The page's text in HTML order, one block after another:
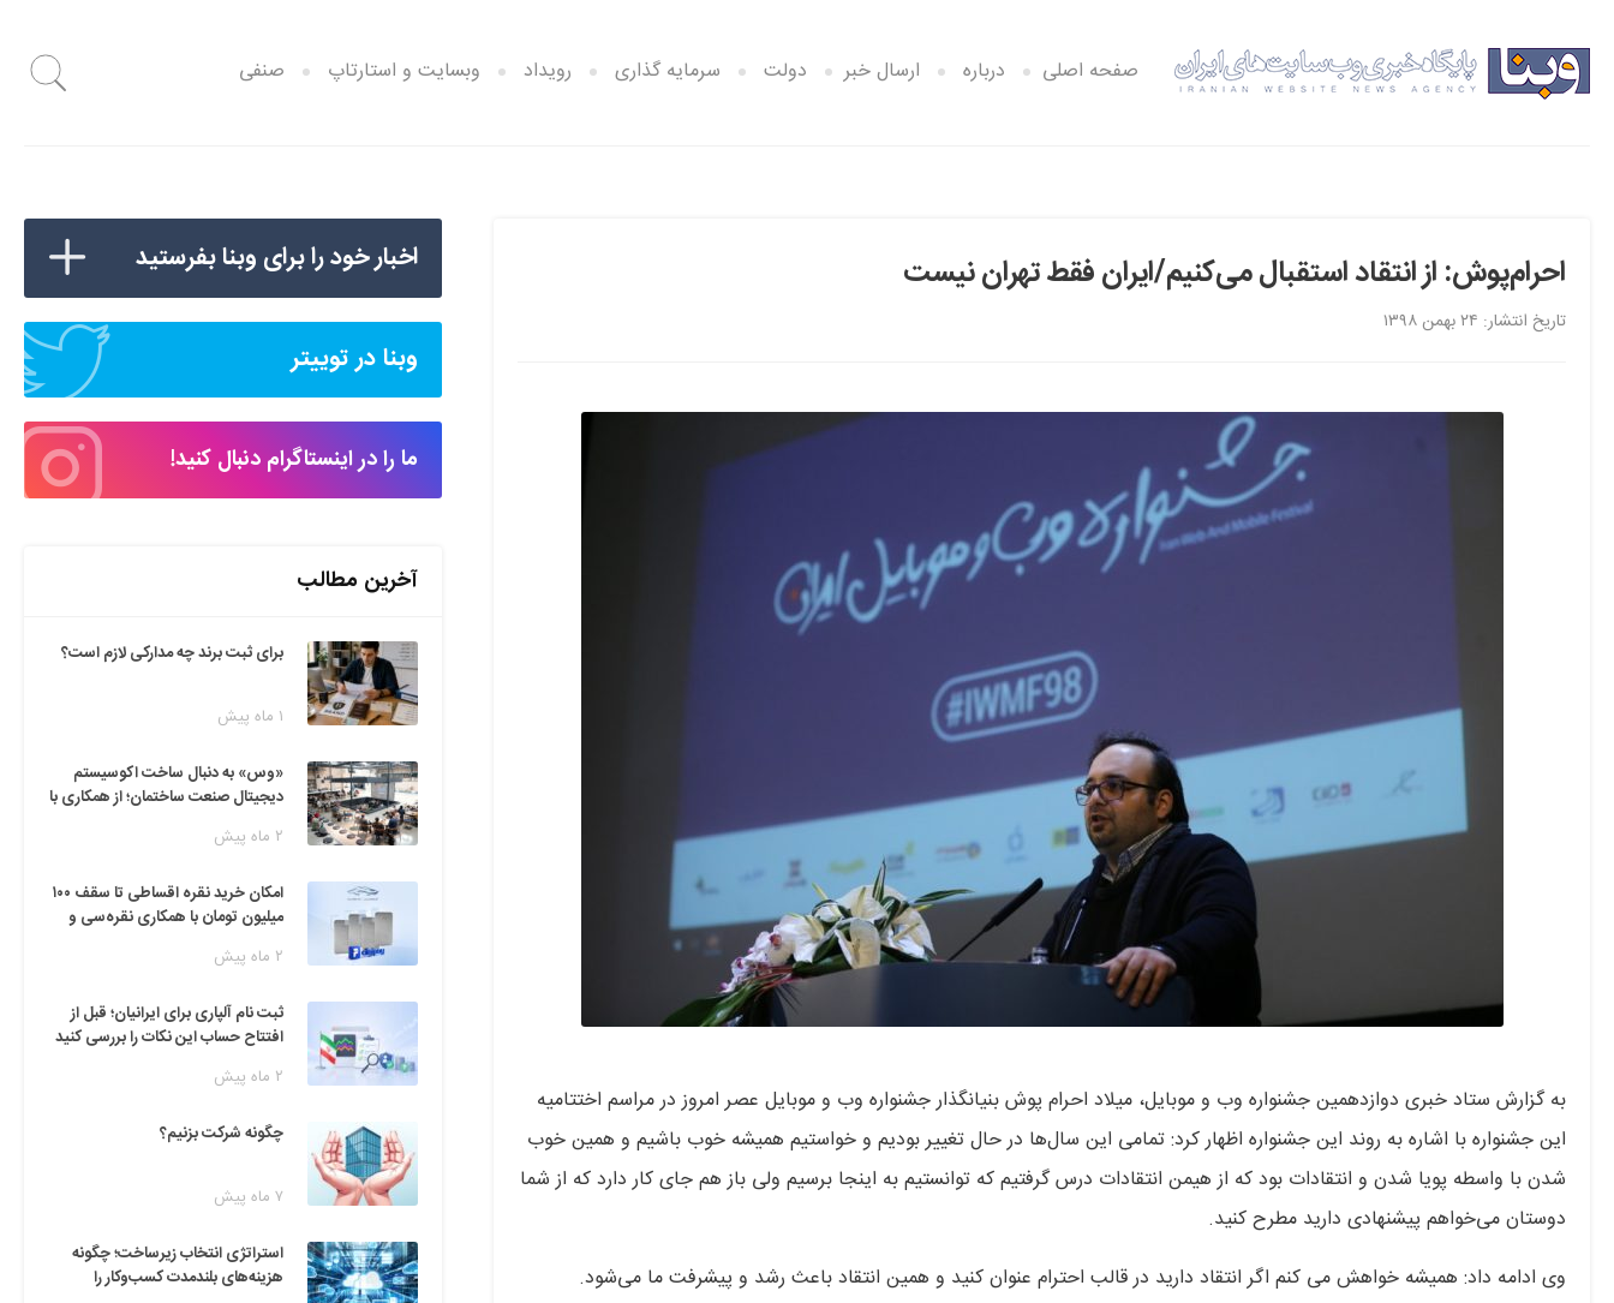
صفحه اصلی درباره ارسال خبر دولت سرمایه گذاری رویداد وبسایت و استارتاپ صنفی
احرام‌پوش: از انتقاد استقبال می‌کنیم/ایران فقط تهران نیست
تاریخ انتشار: ۲۴ بهمن ۱۳۹۸
به گزارش ستاد خبری دوازدهمین جشنواره وب و موبایل، میلاد احرام پوش بنیانگذار جشنواره وب و موبایل عصر امروز در مراسم اختتامیه
این جشنواره با اشاره به روند این جشنواره اظهار کرد: تمامی این سال‌ها در حال تغییر بودیم و خواستیم همیشه خوب باشیم و همین خوب
شدن با واسطه پویا شدن و انتقادات بود که از هیمن انتقادات درس گرفتیم که توانستیم به اینجا برسیم ولی باز هم جای کار دارد که از شما
دوستان می‌خواهم پیشنهادی دارید مطرح کنید.
وی ادامه داد: همیشه خواهش می کنم اگر انتقاد دارید در قالب احترام عنوان کنید و همین انتقاد باعث رشد و پیشرفت ما می‌شود.
اخبار خود را برای وبنا بفرستید
وبنا در توییتر
ما را در اینستاگرام دنبال کنید!
آخرین مطالب
برای ثبت برند چه مدارکی لازم است؟
۱ ماه پیش
«وس» به دنبال ساخت اکوسیستم
دیجیتال صنعت ساختمان؛ از همکاری با
فناوری۲ ماه پیش
امکان خرید نقره اقساطی تا سقف ۱۰۰
میلیون تومان با همکاری نقره‌سی و
۲ ماه پیش
ثبت نام آلپاری برای ایرانیان؛ قبل از
افتتاح حساب این نکات را بررسی کنید
۲ ماه پیش
چگونه شرکت بزنیم؟
۷ ماه پیش
استراتژی انتخاب زیرساخت؛ چگونه
هزینه‌های بلندمدت کسب‌وکار را